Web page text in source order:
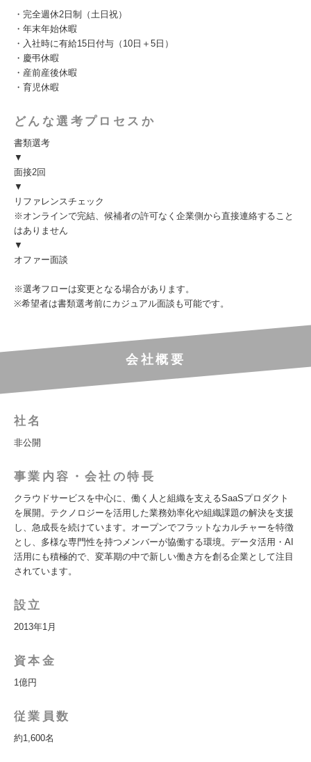
・完全週休2日制（土日祝）
・年末年始休暇
・入社時に有給15日付与（10日＋5日）
・慶弔休暇
・産前産後休暇
・育児休暇
どんな選考プロセスか
書類選考
▼
面接2回
▼
リファレンスチェック
※オンラインで完結、候補者の許可なく企業側から直接連絡すること
はありません
▼
オファー面談
※選考フローは変更となる場合があります。
※希望者は書類選考前にカジュアル面談も可能です。
会社概要
社名
非公開
事業内容・会社の特長
クラウドサービスを中心に、働く人と組織を支えるSaaSプロダクト
を展開。テクノロジーを活用した業務効率化や組織課題の解決を支援
し、急成長を続けています。オープンでフラットなカルチャーを特徴
とし、多様な専門性を持つメンバーが協働する環境。データ活用・AI
活用にも積極的で、変革期の中で新しい働き方を創る企業として注目
されています。
設立
2013年1月
資本金
1億円
従業員数
約1,600名